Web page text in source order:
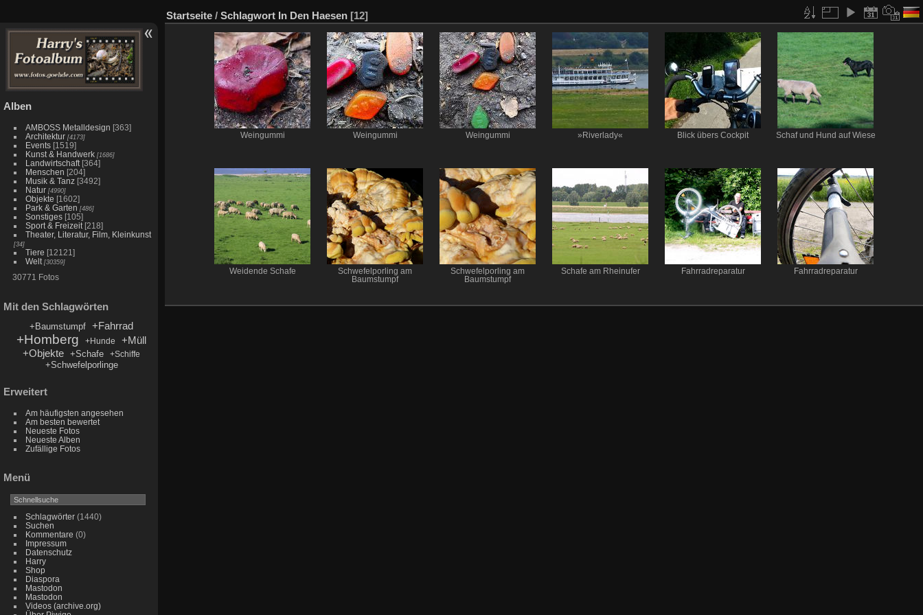
Alben
AMBOSS Metalldesign [363]
Architektur [4173]
Events [1519]
Kunst & Handwerk [1686]
Landwirtschaft [364]
Menschen [204]
Musik & Tanz [3492]
Natur [4990]
Objekte [1602]
Park & Garten [486]
Sonstiges [105]
Sport & Freizeit [218]
Theater, Literatur, Film, Kleinkunst
[34]
Tiere [12121]
Welt [30359]
30771 Fotos
Mit den Schlagwörten
+Baumstumpf +Fahrrad
+Homberg +Hunde
+Müll
+Objekte
+Schafe +Schiffe
+Schwefelporlinge
Erweitert
Am häufigsten angesehen
Am besten bewertet
Neueste Fotos
Neueste Alben
Zufällige Fotos
Menü
Schlagwörter(1440)
Suchen
Kommentare (0)
Impressum
Datenschutz
Harry
Shop
Diaspora
Mastodon
Mastodon
Videos (archive.org)
Startseite / Schlagwort In Den Haesen [12]
Weingummi Weingummi Weingummi »Riverlady« Blick übers Cockpit Schaf und Hund auf Wiese
Weidende Schafe
Schwefelporling am
Baumstumpf
Schwefelporling am
Baumstumpf
Schafe am Rheinufer Fahrradreparatur Fahrradreparatur